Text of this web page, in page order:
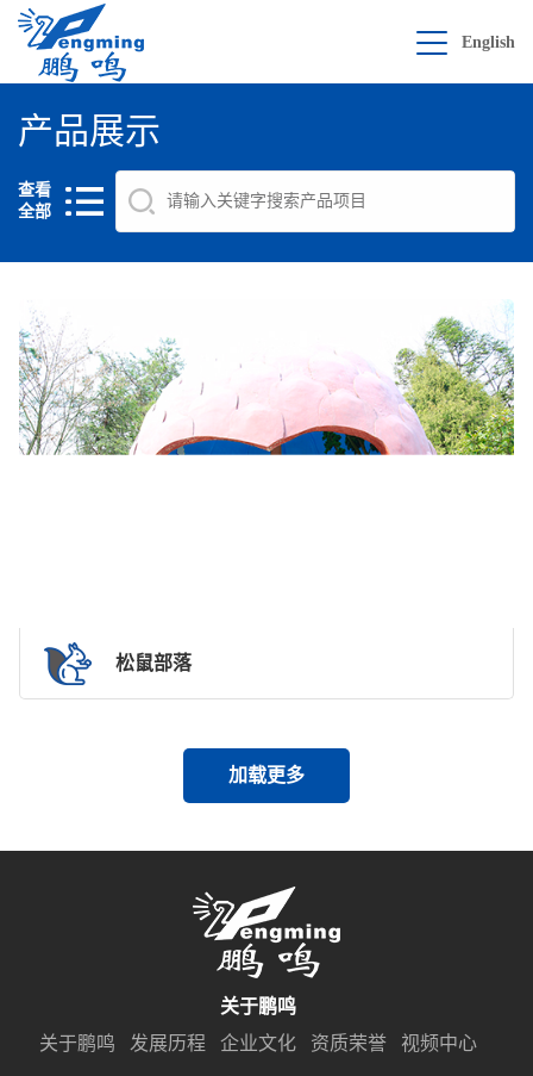
English
产品展示
查看
全部
松鼠部落
加载更多
关于鹏鸣
关于鹏鸣
发展历程 企业文化 资质荣誉 视频中心